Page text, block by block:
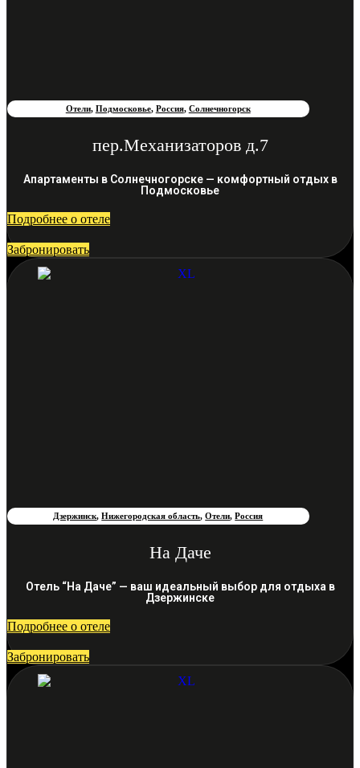
Отели, Подмосковье, Россия, Солнечногорск
пер.Механизаторов д.7
Апартаменты в Солнечногорске — комфортный отдых в
Подмосковье
Подробнее о отеле
Забронировать
Дзержинск,Нижегородская область,Отели,Россия
На Даче
Отель “На Даче” — ваш идеальный выбор для отдыха в
Дзержинске
Подробнее о отеле
Забронировать